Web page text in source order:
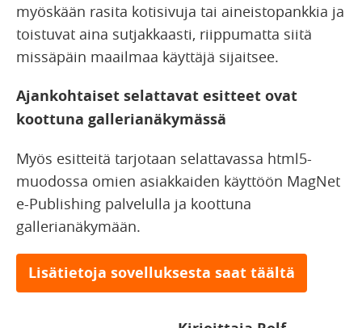
myöskään rasita kotisivuja tai aineistopankkia ja
toistuvat aina sutjakkaasti, riippumatta siitä
missäpäin maailmaa käyttäjä sijaitsee.
Ajankohtaiset selattavat esitteet ovat
koottuna gallerianäkymässä
Myös esitteitä tarjotaan selattavassa html5-
muodossa omien asiakkaiden käyttöön MagNet
e-Publishing palvelulla ja koottuna
gallerianäkymään.
Lisätietoja sovelluksesta saat täältä